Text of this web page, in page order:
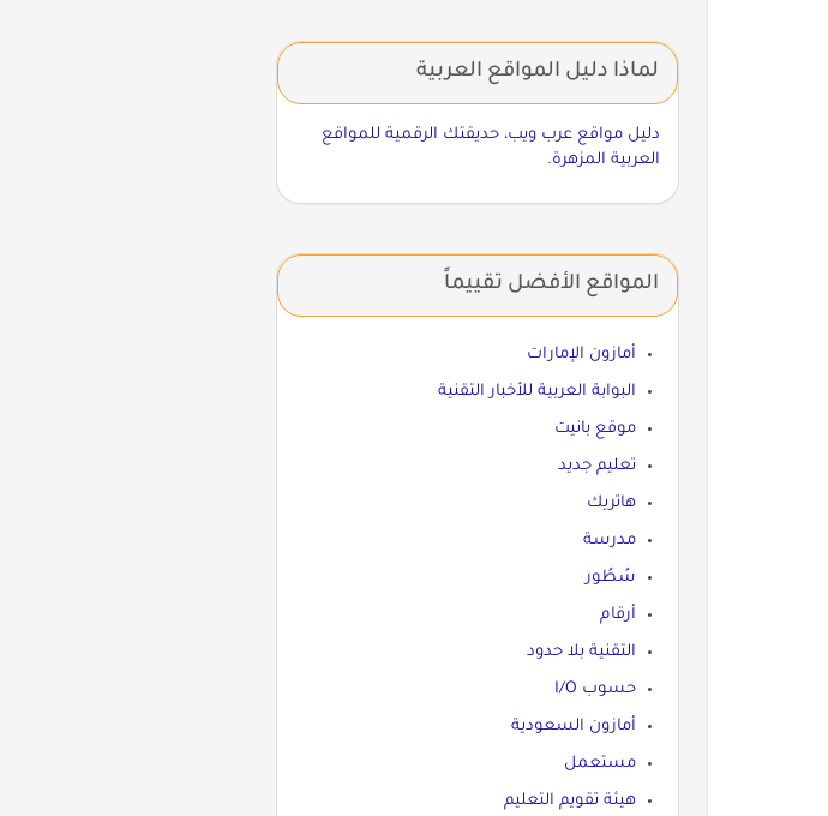
لماذا دليل المواقع العربية
دليل مواقع عرب ويب، حديقتك الرقمية للمواقع
العربية المزهرة.
المواقع الأفضل تقييماً
أمازون الإمارات
البوابة العربية للأخبار التقنية
موقع بانيت
تعليم جديد
هاتريك
مدرسة
سُطُور
أرقام
التقنية بلا حدود
حسوب I/O
أمازون السعودية
مستعمل
هيئة تقويم التعليم